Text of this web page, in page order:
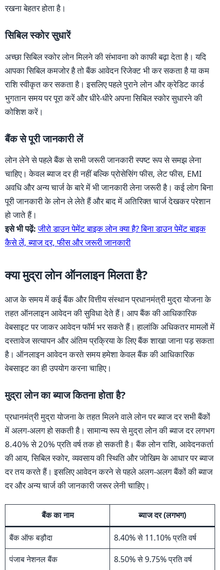
रखना बेहतर होता है।
सिबिल स्कोर सुधारें
अच्छा सिबिल स्कोर लोन मिलने की संभावना को काफी बढ़ा देता है। यदि
आपका सिबिल कमजोर है तो बैंक आवेदन रिजेक्ट भी कर सकता है या कम
राशि स्वीकृत कर सकता है। इसलिए पहले पुराने लोन और क्रेडिट कार्ड
भुगतान समय पर पूरा करें और धीरे-धीरे अपना सिबिल स्कोर सुधारने की
कोशिश करें।
बैंक से पूरी जानकारी लें
लोन लेने से पहले बैंक से सभी जरूरी जानकारी स्पष्ट रूप से समझ लेना
चाहिए। केवल ब्याज दर ही नहीं बल्कि प्रोसेसिंग फीस, लेट फीस, EMI
अवधि और अन्य चार्ज के बारे में भी जानकारी लेना जरूरी है। कई लोग बिना
पूरी जानकारी के लोन ले लेते हैं और बाद में अतिरिक्त चार्ज देखकर परेशान
हो जाते हैं।
इसे भी पढ़ें: जीरो डाउन पेमेंट बाइक लोन क्या है? बिना डाउन पेमेंट बाइक
कैसे लें, ब्याज दर, फीस और जरूरी जानकारी
क्या मुद्रा लोन ऑनलाइन मिलता है?
आज के समय में कई बैंक और वित्तीय संस्थान प्रधानमंत्री मुद्रा योजना के
तहत ऑनलाइन आवेदन की सुविधा देते हैं। आप बैंक की आधिकारिक
वेबसाइट पर जाकर आवेदन फॉर्म भर सकते हैं। हालांकि अधिकतर मामलों में
दस्तावेज सत्यापन और अंतिम प्रक्रिया के लिए बैंक शाखा जाना पड़ सकता
है। ऑनलाइन आवेदन करते समय हमेशा केवल बैंक की आधिकारिक
वेबसाइट का ही उपयोग करना चाहिए।
मुद्रा लोन का ब्याज कितना होता है?
प्रधानमंत्री मुद्रा योजना के तहत मिलने वाले लोन पर ब्याज दर सभी बैंकों
में अलग-अलग हो सकती है। सामान्य रूप से मुद्रा लोन की ब्याज दर लगभग
8.40% से 20% प्रति वर्ष तक हो सकती है। बैंक लोन राशि, आवेदनकर्ता
की आय, सिबिल स्कोर, व्यवसाय की स्थिति और जोखिम के आधार पर ब्याज
दर तय करते हैं। इसलिए आवेदन करने से पहले अलग-अलग बैंकों की ब्याज
दर और अन्य चार्ज की जानकारी जरूर लेनी चाहिए।
बैंक का नाम ब्याज दर (लगभग)
बैंक ऑफ बड़ौदा
8.40% से 11.10% प्रति वर्ष
पंजाब नेशनल बैंक
8.50% से 9.75% प्रति वर्ष